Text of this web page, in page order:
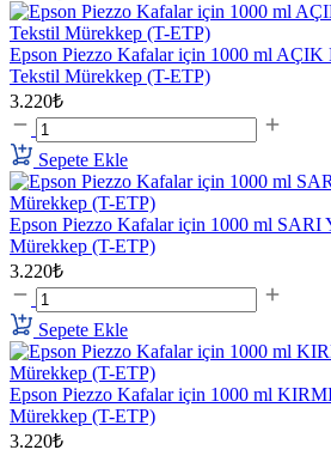
Epson Piezzo Kafalar için 1000 ml
Tekstil Mürekkep (T-ETP)
3.220₺
Sepete Ekle
Epson Piezzo Kafalar için 1000 ml
Mürekkep (T-ETP)
3.220₺
Sepete Ekle
Epson Piezzo Kafalar için 1000 ml
Mürekkep (T-ETP)
3.220₺